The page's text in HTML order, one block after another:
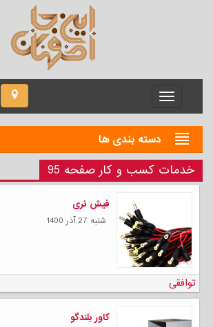
Menu
دسته بندی ها
خدمات کسب و کار صفحه 95
فیش نری
شنبه 27 آذر 1400
توافقی
کاور بلندگو